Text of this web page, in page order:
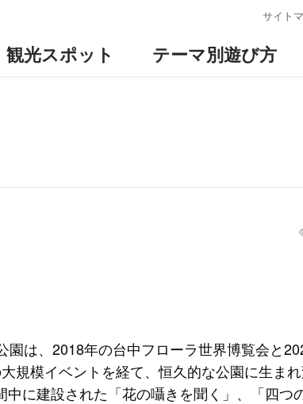
サイト
観光スポット テーマ別遊び方
は、2018年の台中フローラ世界博覧会と
規模イベントを経て、恒久的な公園に生ま
に建設された「花の囁きを聞く」、「四つ